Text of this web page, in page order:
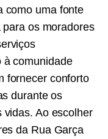
como uma fonte
os moradores
à comunidade
fornecer conforto
durante os
vidas. Ao escolher
da Rua Garça